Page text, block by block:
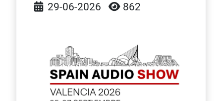
Detalles
29-06-2026 862